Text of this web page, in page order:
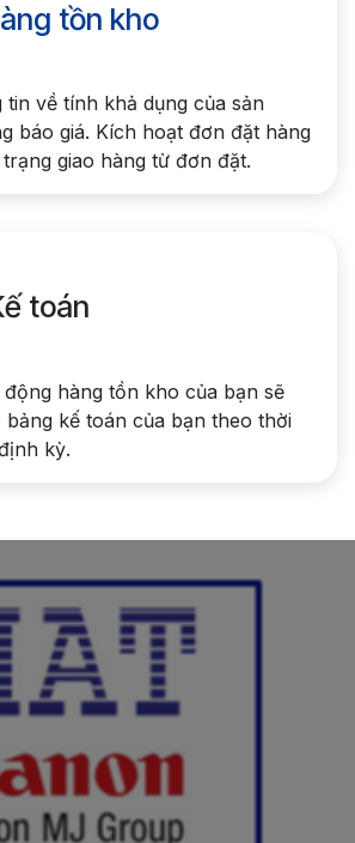
tồn kho
tin về tính khả dụng của sản
báo giá. Kích hoạt đơn đặt hàng
giao hàng từ đơn đặt.
toán
hàng tồn kho của bạn sẽ
kế toán của bạn theo thời
kỳ.